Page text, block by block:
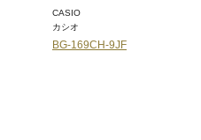
CASIO
カシオ
BG-169CH-9JF